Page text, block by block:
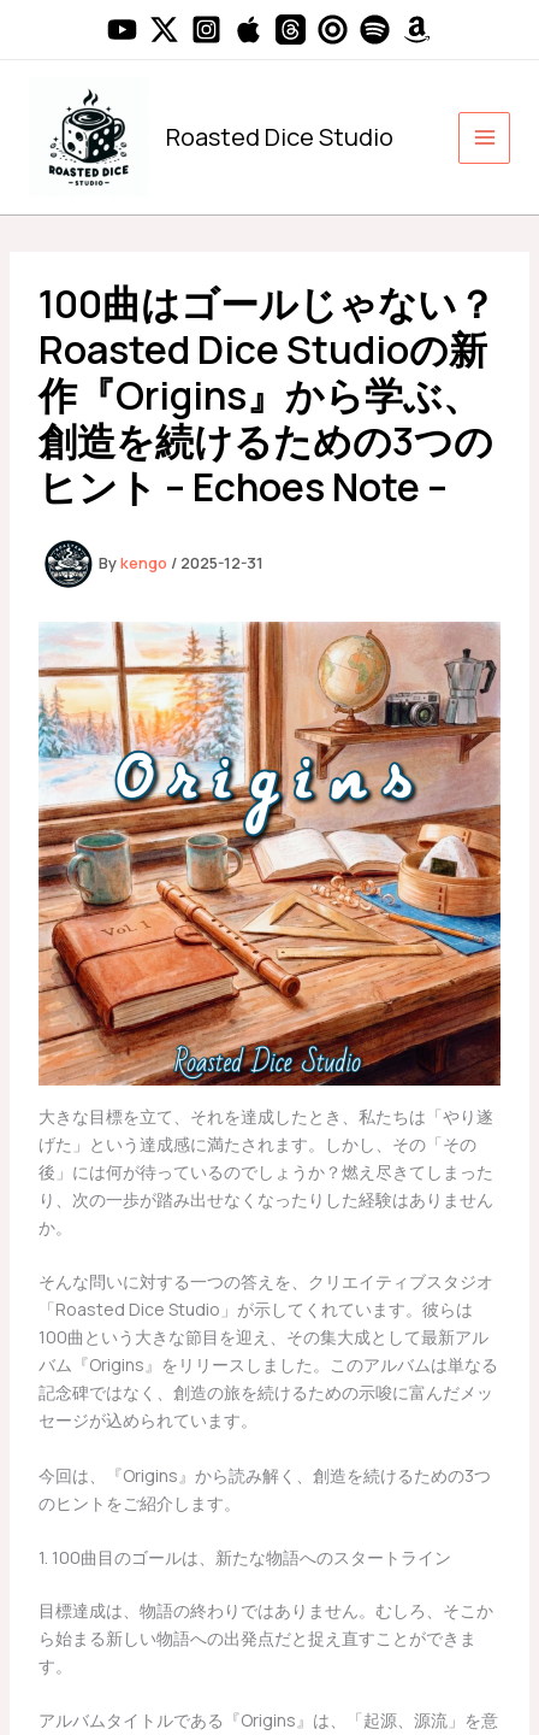
Roasted Dice Studio
100曲はゴールじゃない？
Roasted Dice Studioの新
作『Origins』から学ぶ、
創造を続けるための3つの
ヒント – Echoes Note –
Bykengo / 2025-12-31
大きな目標を立て、それを達成したとき、私たちは「やり遂
げた」という達成感に満たされます。しかし、その「その
後」には何が待っているのでしょうか？燃え尽きてしまった
り、次の一歩が踏み出せなくなったりした経験はありません
か。
そんな問いに対する一つの答えを、クリエイティブスタジオ
「Roasted Dice Studio」が示してくれています。彼らは
100曲という大きな節目を迎え、その集大成として最新アル
バム『Origins』をリリースしました。このアルバムは単なる
記念碑ではなく、創造の旅を続けるための示唆に富んだメッ
セージが込められています。
今回は、『Origins』から読み解く、創造を続けるための3つ
のヒントをご紹介します。
1. 100曲目のゴールは、新たな物語へのスタートライン
目標達成は、物語の終わりではありません。むしろ、そこか
ら始まる新しい物語への出発点だと捉え直すことができま
す。
アルバムタイトルである『Origins』は、「起源、源流」を意